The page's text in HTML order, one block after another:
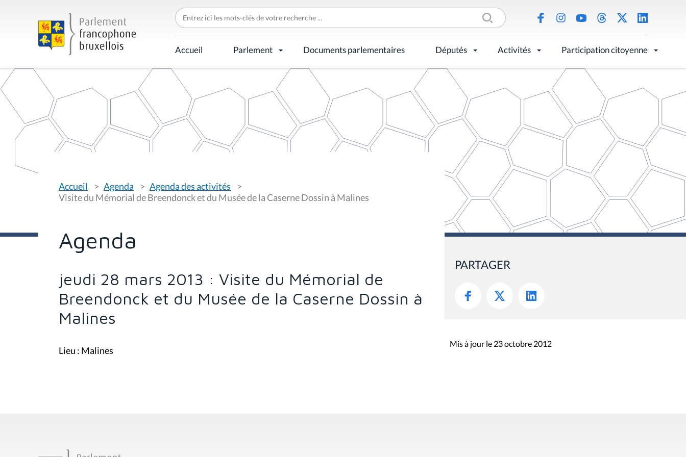
C
h
e
r
c
h
r
p
Accueil Parlement Documents parlementaires Députés Activités Participation citoyenne
o
u
i
:
Accueil Agenda
Agenda des activités
Visite du Mémorial de Breendonck et du Musée de la Caserne Dossin à Malines
Agenda
jeudi 28 mars 2013 : Visite du Mémorial de
Breendonck et du Musée de la Caserne Dossin à
Malines
Lieu : Malines
PARTAGER
Mis à jour le 23 octobre 2012